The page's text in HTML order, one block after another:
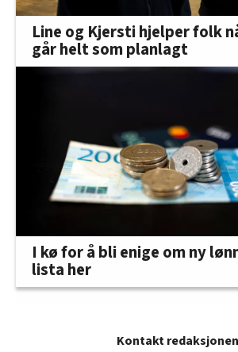
Line og Kjersti hjelper folk
går helt som planlagt
I kø for å bli enige om ny
lista her
Kontakt redaksjonen